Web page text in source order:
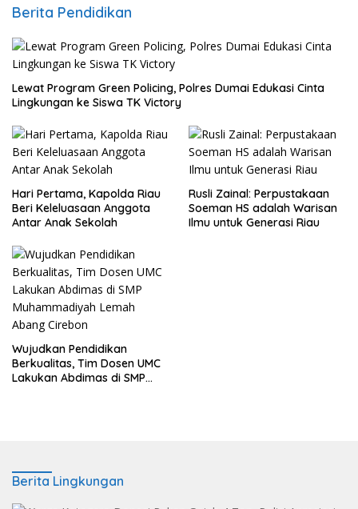
Berita Pendidikan
Lewat Program Green Policing, Polres Dumai Edukasi Cinta
Lingkungan ke Siswa TK Victory
Hari Pertama, Kapolda Riau
Beri Keleluasaan Anggota
Antar Anak Sekolah
Rusli Zainal: Perpustakaan
Soeman HS adalah Warisan
Ilmu untuk Generasi Riau
Wujudkan Pendidikan
Berkualitas, Tim Dosen UMC
Lakukan Abdimas di SMP
Berita Lingkungan